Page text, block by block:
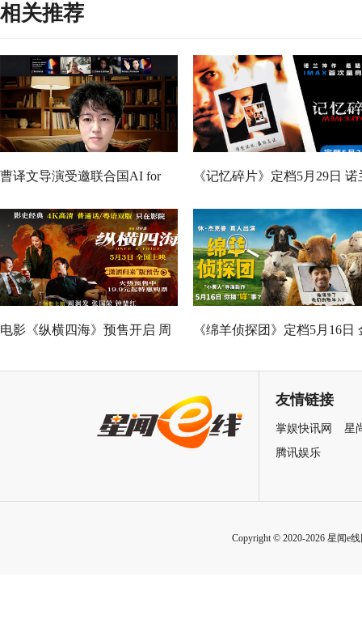
相关推荐
曹译文导演受邀联合国AI for
Good全球峰会 以AI影像传递向
善力量
《记忆碎片》定档5月29日 诺
神作IMAX首次量身定制
电影《纵横四海》预售开启 周 《绵羊侦探团》定档5月16日
友情链接
掌娱快讯网
星
腾讯娱乐
Copyright © 2020-2026 星闻e